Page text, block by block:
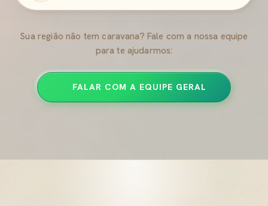
Sua região não tem caravana? Fale com a nossa equipe
para te ajudarmos:
FALAR COM A EQUIPE GERAL